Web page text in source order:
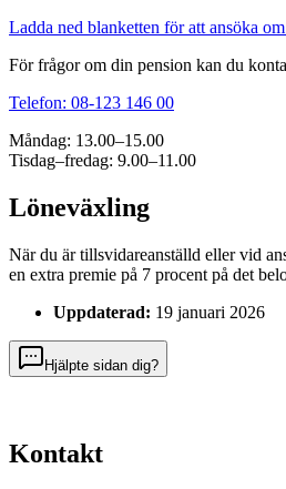
Ladda ned blanketten för att ansöka
För frågor om din pension kan du
Telefon: 08-123 146 00
Måndag: 13.00–15.00
Tisdag–fredag: 9.00–11.00
Löneväxling
När du är tillsvidareanställd eller vid
en extra premie på 7 procent på det
Uppdaterad: 19 januari 2026
Hjälpte sidan dig?
Kontakt